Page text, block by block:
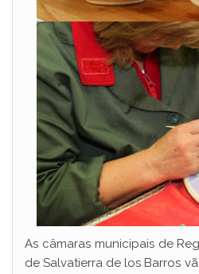
As câmaras municipais de
de Salvatierra de los Barros